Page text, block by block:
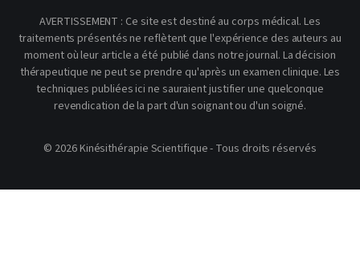
AVERTISSEMENT : Ce site est destiné au corps médical. Les
traitements présentés ne reflètent que l'expérience des auteurs au
moment où leur article a été publié dans notre journal. La décision
thérapeutique ne peut se prendre qu'après un examen clinique. Les
techniques publiées ici ne sauraient justifier une quelconque
revendication de la part d'un soignant ou d'un soigné.
© 2026 Kinésithérapie Scientifique - Tous droits réservés